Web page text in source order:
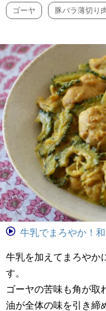
ゴーヤ 豚バラ薄切り
牛乳でまろやか！
牛乳を加えてまろやか
す。
ゴーヤの苦味も角が取
油が全体の味を引き締